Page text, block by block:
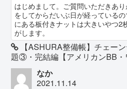
はじめまして。ご質問いただきあ
をしてからだいぶ日が経っている
にある板付きナットは大きいやつ2
がします。
【ASHURA整備帳】チェー
題③・完結編【アメリカンBB・
なか
2021.11.14